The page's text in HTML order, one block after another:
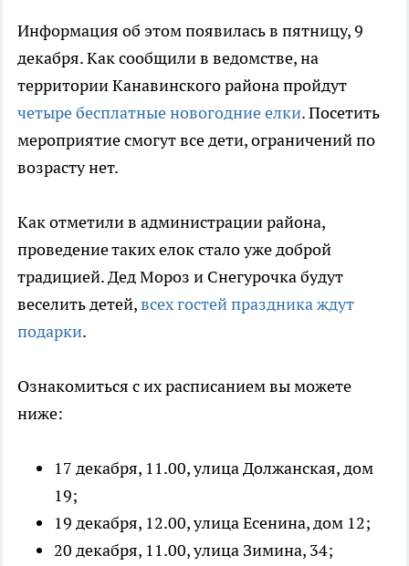
Информация об этом появилась в пятницу, 9
декабря. Как сообщили в ведомстве, на
территории Канавинского района пройдут
четыре бесплатные новогодние елки. Посетить
мероприятие смогут все дети, ограничений по
возрасту нет.
Как отметили в администрации района,
проведение таких елок стало уже доброй
традицией. Дед Мороз и Снегурочка будут
веселить детей,всех гостей праздника ждут
подарки.
Ознакомиться с их расписанием вы можете
ниже:
17 декабря, 11.00, улица Должанская, дом
19;
19 декабря, 12.00, улица Есенина, дом 12;
20 декабря, 11.00, улица Зимина, 34;